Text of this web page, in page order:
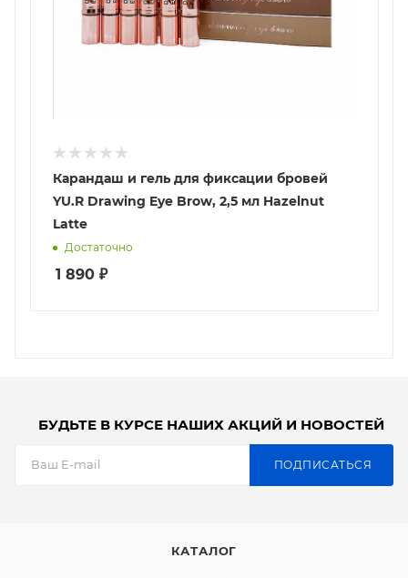
Карандаш и гель для фиксации бровей
YU.R Drawing Eye Brow, 2,5 мл Hazelnut
Latte
Достаточно
1 890 ₽
БУДЬТЕ В КУРСЕ НАШИХ АКЦИЙ И НОВОСТЕЙ
ПОДПИСАТЬСЯ
КАТАЛОГ